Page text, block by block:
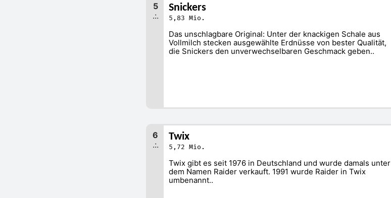
.:.
5 Snickers
5,83 Mio.
Das unschlagbare Original: Unter der knackigen Schale aus
Vollmilch stecken ausgewählte Erdnüsse von bester Qualität,
die Snickers den unverwechselbaren Geschmack geben..
.:.
6 Twix
5,72 Mio.
Twix gibt es seit 1976 in Deutschland und wurde damals unter
dem Namen Raider verkauft. 1991 wurde Raider in Twix
umbenannt..